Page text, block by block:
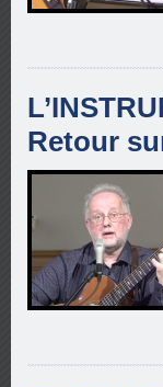
Retour